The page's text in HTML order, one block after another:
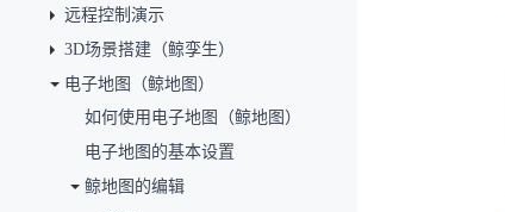
远程控制演示
3D场景搭建（鲸孪生）
电子地图（鲸地图）
如何使用电子地图（鲸地图）
电子地图的基本设置
鲸地图的编辑